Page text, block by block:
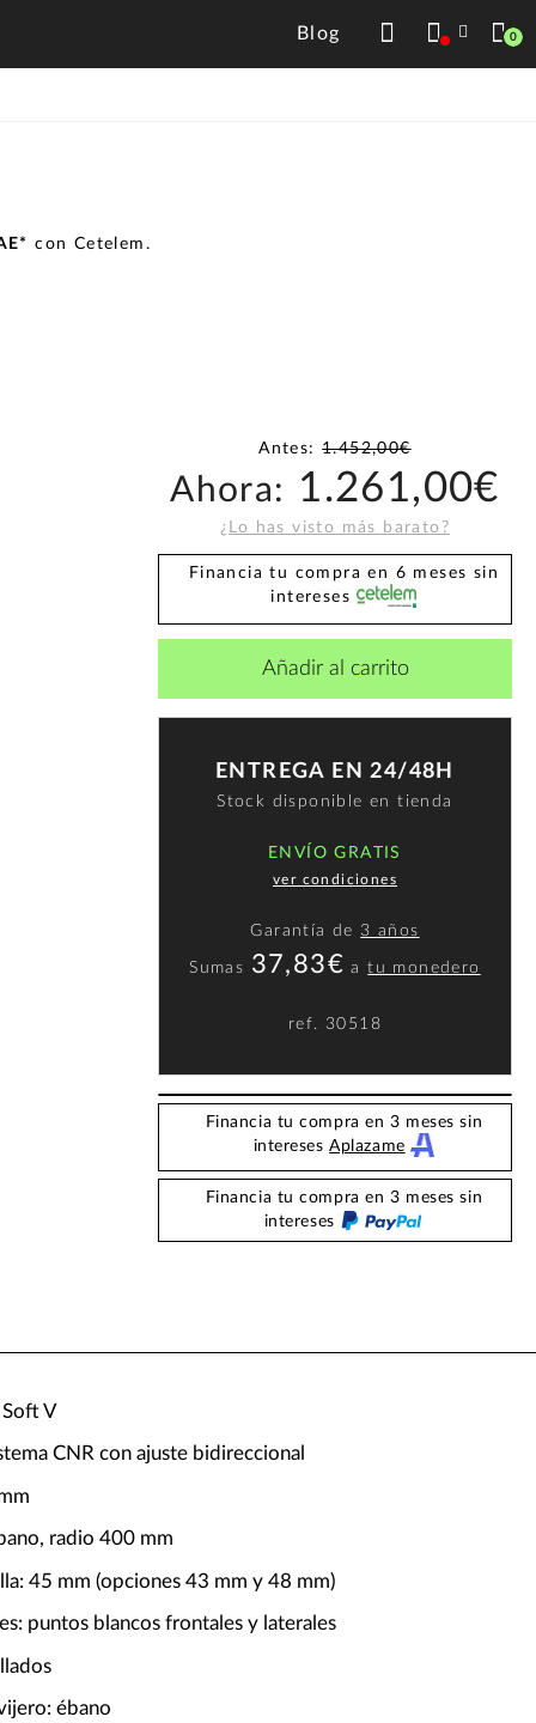
Blog 0
con Cetelem.
Antes:1.452,00€
Ahora: 1.261,00€
¿Lo has visto más barato?
Financia tu compra en 6 meses sin
intereses
Añadir al carrito
ENTREGA EN 24/48H
Stock disponible en tienda
ENVÍO GRATIS
ver condiciones
Garantía de 3 años
Sumas 37,83€ atu monedero
ref. 30518
Financia tu compra en 3 meses sin
interesesAplazame
Financia tu compra en 3 meses sin
intereses
Soft V
CNR con ajuste bidireccional
radio 400 mm
45 mm (opciones 43 mm y 48 mm)
puntos blancos frontales y laterales
ébano